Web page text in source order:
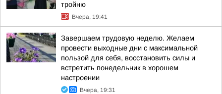
тройню
Вчера, 19:41
Завершаем трудовую неделю. Желаем
провести выходные дни с максимальной
пользой для себя, восстановить силы и
встретить понедельник в хорошем
настроении
Вчера, 19:31